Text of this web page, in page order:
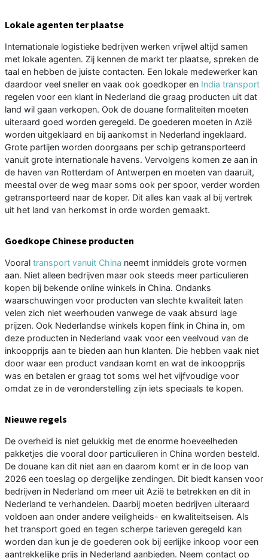
Lokale agenten ter plaatse
Internationale logistieke bedrijven werken vrijwel altijd samen
met lokale agenten. Zij kennen de markt ter plaatse, spreken de
taal en hebben de juiste contacten. Een lokale medewerker kan
daardoor veel sneller en vaak ook goedkoper en India transport
regelen voor een klant in Nederland die graag producten uit dat
land wil gaan verkopen. Ook de douane formaliteiten moeten
uiteraard goed worden geregeld. De goederen moeten in Azië
worden uitgeklaard en bij aankomst in Nederland ingeklaard.
Grote partijen worden doorgaans per schip getransporteerd
vanuit grote internationale havens. Vervolgens komen ze aan in
de haven van Rotterdam of Antwerpen en moeten van daaruit,
meestal over de weg maar soms ook per spoor, verder worden
getransporteerd naar de koper. Dit alles kan vaak al bij vertrek
uit het land van herkomst in orde worden gemaakt.
Goedkope Chinese producten
Vooral transport vanuit China neemt inmiddels grote vormen
aan. Niet alleen bedrijven maar ook steeds meer particulieren
kopen bij bekende online winkels in China. Ondanks
waarschuwingen voor producten van slechte kwaliteit laten
velen zich niet weerhouden vanwege de vaak absurd lage
prijzen. Ook Nederlandse winkels kopen flink in China in, om
deze producten in Nederland vaak voor een veelvoud van de
inkoopprijs aan te bieden aan hun klanten. Die hebben vaak niet
door waar een product vandaan komt en wat de inkoopprijs
was en betalen er graag tot soms wel het vijfvoudige voor
omdat ze in de veronderstelling zijn iets speciaals te kopen.
Nieuwe regels
De overheid is niet gelukkig met de enorme hoeveelheden
pakketjes die vooral door particulieren in China worden besteld.
De douane kan dit niet aan en daarom komt er in de loop van
2026 een toeslag op dergelijke zendingen. Dit biedt kansen voor
bedrijven in Nederland om meer uit Azië te betrekken en dit in
Nederland te verhandelen. Daarbij moeten bedrijven uiteraard
voldoen aan onder andere veiligheids- en kwaliteitseisen. Als
het transport goed en tegen scherpe tarieven geregeld kan
worden dan kun je de goederen ook bij eerlijke inkoop voor een
aantrekkelijke prijs in Nederland aanbieden. Neem contact op